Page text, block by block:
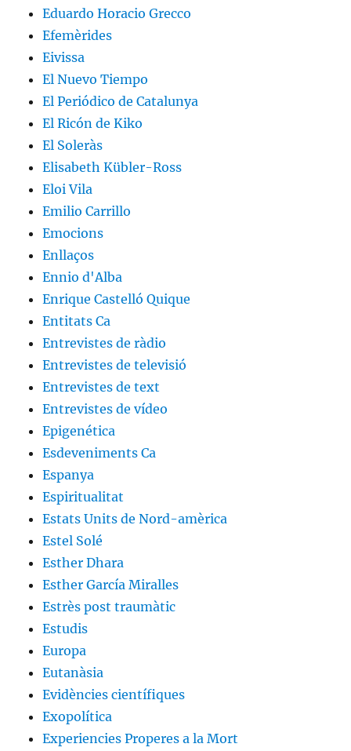
Eduardo Horacio Grecco
Efemèrides
Eivissa
El Nuevo Tiempo
El Periódico de Catalunya
El Ricón de Kiko
El Soleràs
Elisabeth Kübler-Ross
Eloi Vila
Emilio Carrillo
Emocions
Enllaços
Ennio d'Alba
Enrique Castelló Quique
Entitats Ca
Entrevistes de ràdio
Entrevistes de televisió
Entrevistes de text
Entrevistes de vídeo
Epigenética
Esdeveniments Ca
Espanya
Espiritualitat
Estats Units de Nord-amèrica
Estel Solé
Esther Dhara
Esther García Miralles
Estrès post traumàtic
Estudis
Europa
Eutanàsia
Evidències científiques
Exopolítica
Experiencies Properes a la Mort